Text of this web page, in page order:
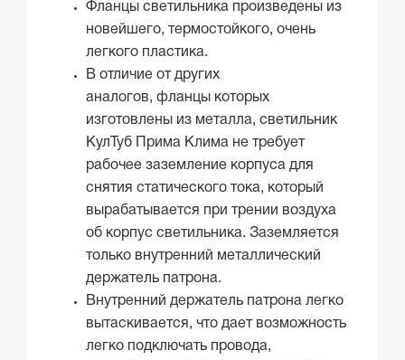
Фланцы светильника произведены из
новейшего, термостойкого, очень
легкого пластика.
В отличие от других
аналогов, фланцы которых
изготовлены из металла, светильник
КулТуб Прима Клима не требует
рабочее заземление корпуса для
снятия статического тока, который
вырабатывается при трении воздуха
об корпус светильника. Заземляется
только внутренний металлический
держатель патрона.
Внутренний держатель патрона легко
вытаскивается, что дает возможность
легко подключать провода,